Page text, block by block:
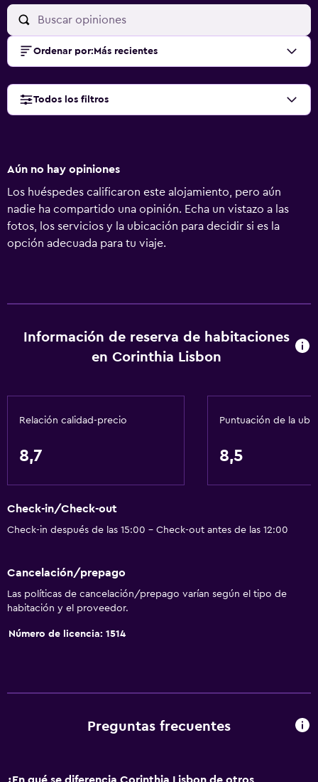
Ordenar por: Más recientes
Todos los filtros
Aún no hay opiniones
Los huéspedes calificaron este alojamiento, pero aún
nadie ha compartido una opinión. Echa un vistazo a las
fotos, los servicios y la ubicación para decidir si es la
opción adecuada para tu viaje.
Información de reserva de habitaciones
en Corinthia Lisbon
Relación calidad-precio
8,7
Puntuación de la
8,5
Check-in/Check-out
Check-in después de las 15:00 - Check-out antes de las 12:00
Cancelación/prepago
Las políticas de cancelación/prepago varían según el tipo de
habitación y el proveedor.
Número de licencia: 1514
Preguntas frecuentes
¿En qué se diferencia Corinthia Lisbon de otros